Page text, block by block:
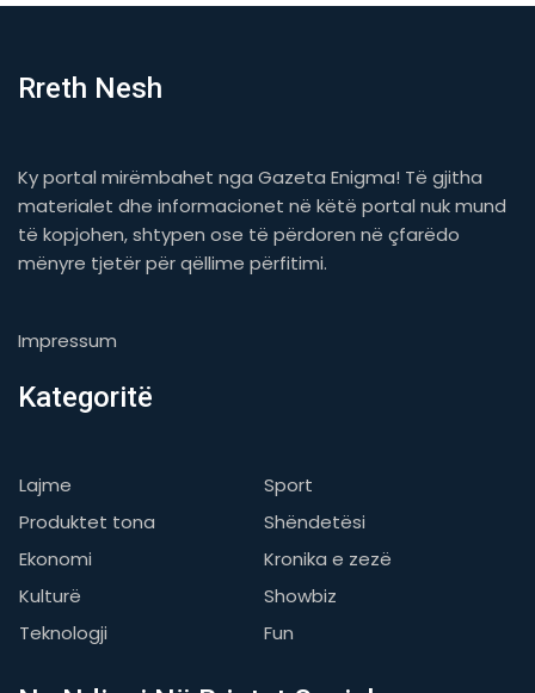
Rreth Nesh
Ky portal mirëmbahet nga Gazeta Enigma! Të gjitha
materialet dhe informacionet në këtë portal nuk mund
të kopjohen, shtypen ose të përdoren në çfarëdo
mënyre tjetër për qëllime përfitimi.
Impressum
Kategoritë
Lajme
Sport
Produktet tona
Shëndetësi
Ekonomi
Kronika e zezë
Kulturë
Showbiz
Teknologji
Fun